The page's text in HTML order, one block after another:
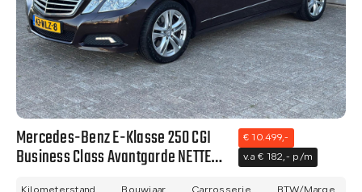
Mercedes-Benz E-Klasse 250 CGI
Business Class Avantgarde NETTE
€ 10.499,-
v.a € 182,- p/m